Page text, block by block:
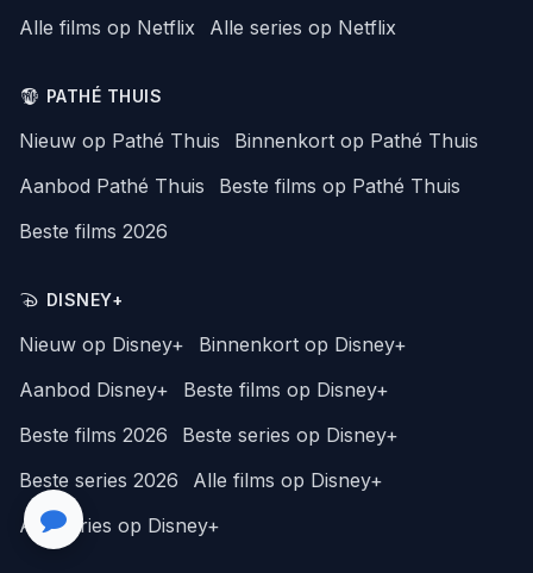
Alle films op Netflix
Alle series op Netflix
PATHÉ THUIS
Nieuw op Pathé Thuis
Binnenkort op Pathé Thuis
Aanbod Pathé Thuis
Beste films op Pathé Thuis
Beste films 2026
DISNEY+
Nieuw op Disney+
Binnenkort op Disney+
Aanbod Disney+
Beste films op Disney+
Beste films 2026
Beste series op Disney+
Beste series 2026
Alle films op Disney+
Alle series op Disney+